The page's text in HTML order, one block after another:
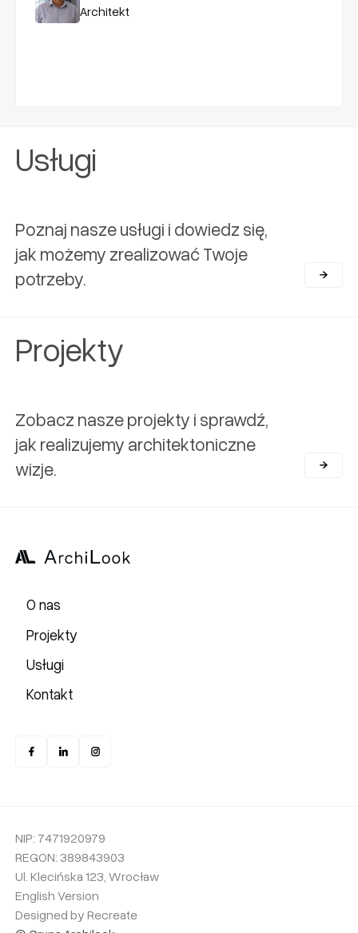
Architekt
Usługi
Poznaj nasze usługi i dowiedz się,
jak możemy zrealizować Twoje
potrzeby.
Projekty
Zobacz nasze projekty i sprawdź,
jak realizujemy architektoniczne
wizje.
O nas
Projekty
Usługi
Kontakt
NIP: 7471920979
REGON: 389843903
Ul. Klecińska 123, Wrocław
English Version
Designed by Recreate